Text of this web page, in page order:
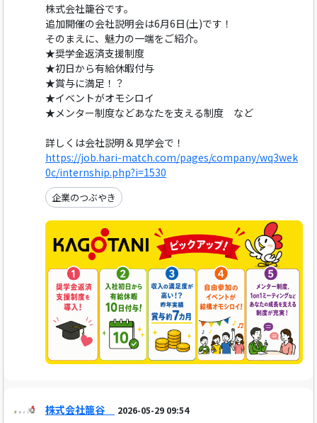
株式会社籠谷です。
追加開催の会社説明会は6月6日(土)です！
そのまえに、魅力の一端をご紹介。
★奨学金返済支援制度
★初日から有給休暇付与
★賞与に満足！？
★イベントがオモシロイ
★メンター制度などあなたを支える制度 など
詳しくは会社説明＆見学会で！
https://job.hari-match.com/pages/company/wq3wek
0c/internship.php?i=1530
企業のつぶやき
株式会社籠谷 2026-05-29 09:54